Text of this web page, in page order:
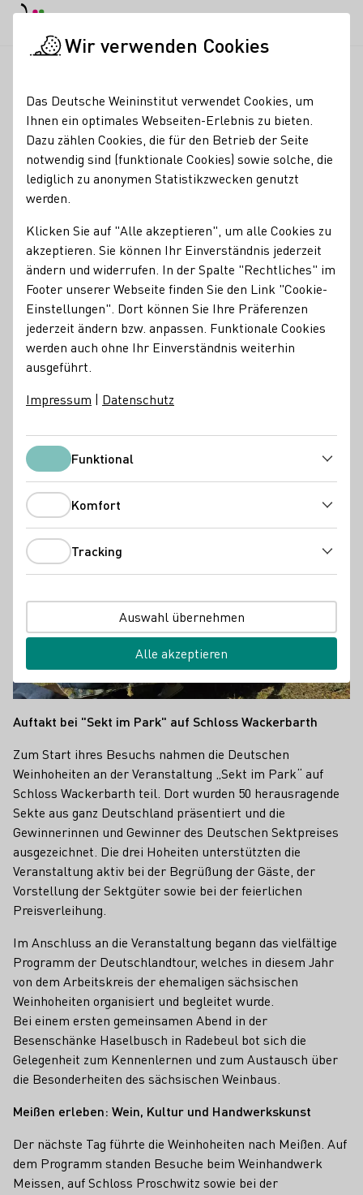
Sachsen: Zwischen
Schlössern, Weinbergen
und gelebter Weinkultur
Die Deutschen Weinhoheiten wurden in Sachsen herzlich
empfangen und erhielten während ihrer Deutschlandtour
spannende Einblicke in den sächsischen Weinbau, die
regionale Weinkultur sowie die traditionsreiche Geschichte
des Weinanbaugebiets. Zwischen beeindruckenden
Schlössern, historischen Herrschaftshäusern und
malerischen Weinbergen erwartete Anna Zenz, Emma
Programm voller Begegnungen, Genussmomente und
DWM
Auftakt bei "Sekt im Park" auf Schloss Wackerbarth
Zum Start ihres Besuchs nahmen die Deutschen
Weinhoheiten an der Veranstaltung „Sekt im Park“ auf
Schloss Wackerbarth teil. Dort wurden 50 herausragende
Sekte aus ganz Deutschland präsentiert und die
Gewinnerinnen und Gewinner des Deutschen Sektpreises
ausgezeichnet. Die drei Hoheiten unterstützten die
Veranstaltung aktiv bei der Begrüßung der Gäste, der
Vorstellung der Sektgüter sowie bei der feierlichen
Preisverleihung.
Im Anschluss an die Veranstaltung begann das vielfältige
Programm der Deutschlandtour, welches in diesem Jahr
von dem Arbeitskreis der ehemaligen sächsischen
Weinhoheiten organisiert und begleitet wurde.
Bei einem ersten gemeinsamen Abend in der
Besenschänke Haselbusch in Radebeul bot sich die
Gelegenheit zum Kennenlernen und zum Austausch über
die Besonderheiten des sächsischen Weinbaus.
Meißen erleben: Wein, Kultur und Handwerkskunst
Der nächste Tag führte die Weinhoheiten nach Meißen. Auf
dem Programm standen Besuche beim Weinhandwerk
Meissen, auf Schloss Proschwitz sowie bei der
Wir verwenden Cookies
Das Deutsche Weininstitut verwendet Cookies, um
Ihnen ein optimales Webseiten-Erlebnis zu bieten.
Dazu zählen Cookies, die für den Betrieb der Seite
notwendig sind (funktionale Cookies) sowie solche, die
lediglich zu anonymen Statistikzwecken genutzt
werden.
Klicken Sie auf "Alle akzeptieren", um alle Cookies zu
akzeptieren. Sie können Ihr Einverständnis jederzeit
ändern und widerrufen. In der Spalte "Rechtliches" im
Footer unserer Webseite finden Sie den Link "Cookie-
Einstellungen". Dort können Sie Ihre Präferenzen
jederzeit ändern bzw. anpassen. Funktionale Cookies
werden auch ohne Ihr Einverständnis weiterhin
ausgeführt.
Impressum | Datenschutz
FunktionalFunktional
Komfort
Tracking
Auswahl übernehmen
Alle akzeptieren